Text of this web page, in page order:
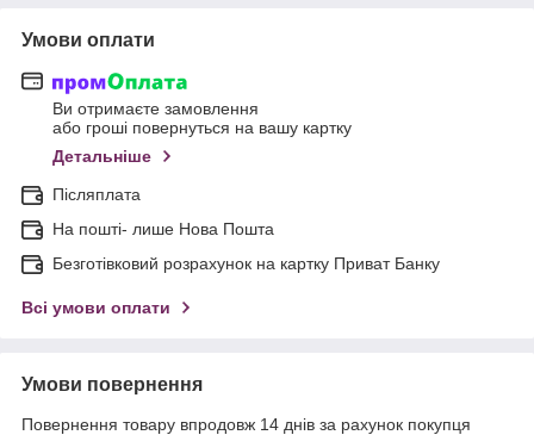
Умови оплати
Ви отримаєте замовлення
або гроші повернуться на вашу картку
Детальніше
Післяплата
На пошті- лише Нова Пошта
Безготівковий розрахунок на картку Приват Банку
Всі умови оплати
Умови повернення
Повернення товару впродовж 14 днів за рахунок покупця